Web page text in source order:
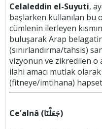
Celaleddin el-Suyuti,
başlarken kullanılan bu
cümlenin ilerleyen
buluşarak Arap
(sınırlandırma/tahsis)
vizyonun ve zikredilen o
ilahi amacı mutlak
(fitneye/imtihana)
Ce'alnâ (جَعَلْنَا)